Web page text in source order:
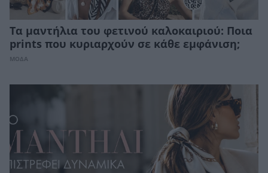
Τα μαντήλια του φετινού καλοκαιριού: Ποια
prints που κυριαρχούν σε κάθε εμφάνιση;
ΜΟΔΑ